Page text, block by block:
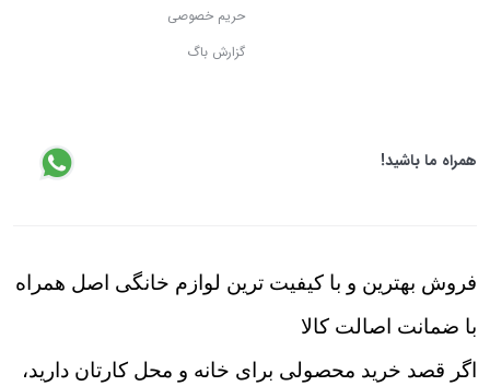
حریم خصوصی
گزارش باگ
همراه ما باشید!
فروش بهترین و با کیفیت ترین لوازم خانگی اصل همراه
با ضمانت اصالت کالا
اگر قصد خرید محصولی برای خانه و محل کارتان دارید،